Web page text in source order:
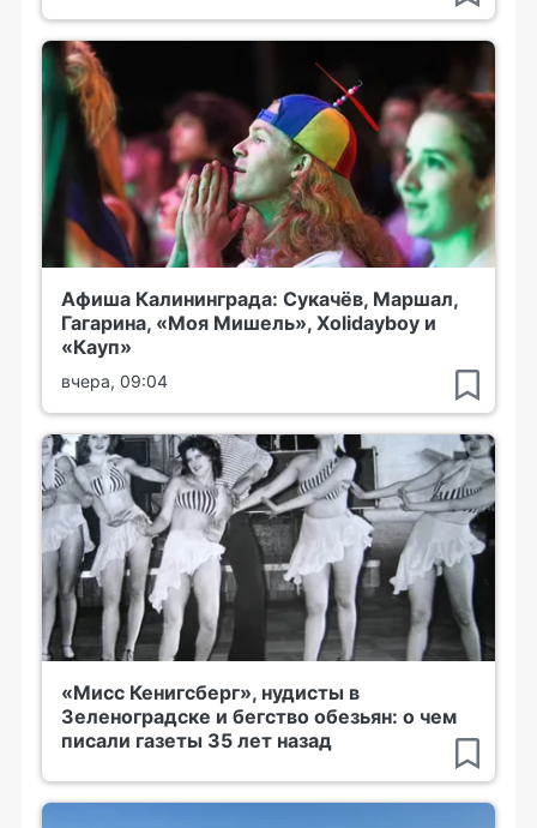
Афиша Калининграда: Сукачёв, Маршал,
Гагарина, «Моя Мишель», Xolidayboy и
«Кауп»
вчера, 09:04
«Мисс Кенигсберг», нудисты в
Зеленоградске и бегство обезьян: о чем
писали газеты 35 лет назад